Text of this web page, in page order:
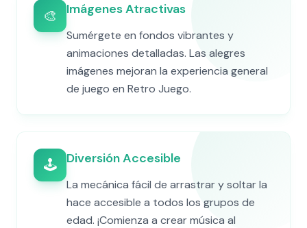
🎨 Imágenes Atractivas
Sumérgete en fondos vibrantes y
animaciones detalladas. Las alegres
imágenes mejoran la experiencia general
de juego en Retro Juego.
🕹️ Diversión Accesible
La mecánica fácil de arrastrar y soltar la
hace accesible a todos los grupos de
edad. ¡Comienza a crear música al